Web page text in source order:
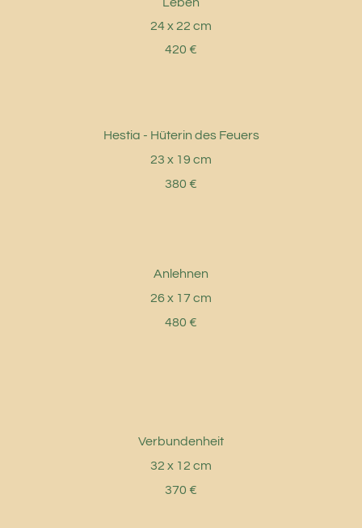
24 x 22 cm
420 €
Hestia - Hüterin des Feuers
23 x 19 cm
380 €
Anlehnen
26 x 17 cm
480 €
Verbundenheit
32 x 12 cm
370 €